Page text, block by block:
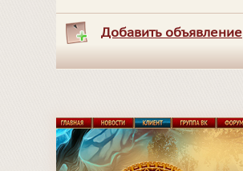
Добавить объявление